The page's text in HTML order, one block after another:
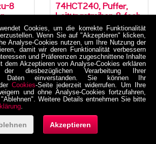
8
74HCT240, Puffer,
Leitungstreiber, 8-fach,
Tri-State, invertierend,
SMD, SO-20, 5V High-
Speed CMOS, -40..125
°C
05-0005-00066
3,16 €
inkl. MwSt. zzgl. Versand
Netto 2,655462 €
Cookies, um die korrekte Funktionalität
Wenn Sie auf "Akzeptieren" klicken,
Analyse-Cookies nutzen, um Ihre Nutzung der
damit wir deren Funktionalität verbessern
und Präferenzen zugeschnittene Inhalte
dem Akzeptieren von Analyse-Cookies erklären
diesbezüglichen Verarbeitung Ihrer
Daten einverstanden. Sie können Ihr
Cookies-Seite jederzeit widerrufen. Um Ihre
und ohne Analyse-Cookies fortzufahren,
Weitere Details entnehmen Sie bitte
.
Akzeptieren